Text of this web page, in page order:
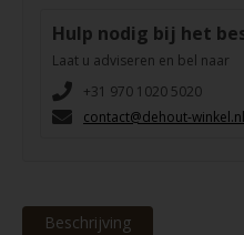
Hulp nodig bij het
Laat u adviseren en bel naar
+31 970 1020 5020
contact@dehout-winkel.nl
Beschrijving